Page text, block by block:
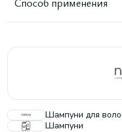
Шампуни для
Шампуни